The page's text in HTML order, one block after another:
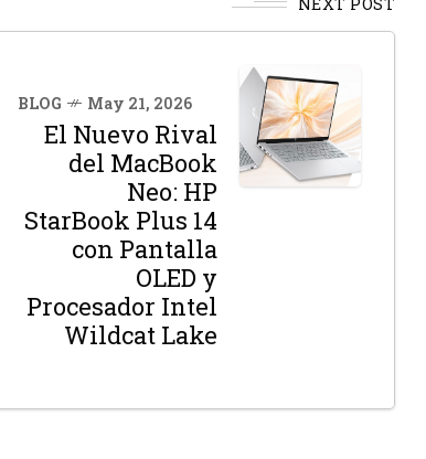
BLOG May 21, 2026
El Nuevo Rival
del MacBook
Neo: HP
StarBook Plus 14
con Pantalla
OLED y
Procesador Intel
Wildcat Lake